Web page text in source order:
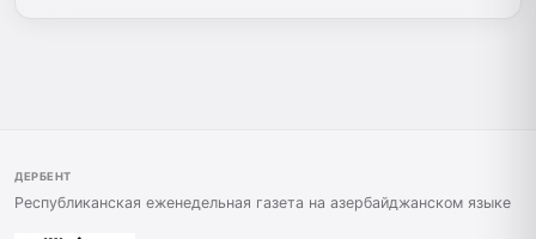
ДЕРБЕНТ
Республиканская еженедельная газета на азербайджанском языке